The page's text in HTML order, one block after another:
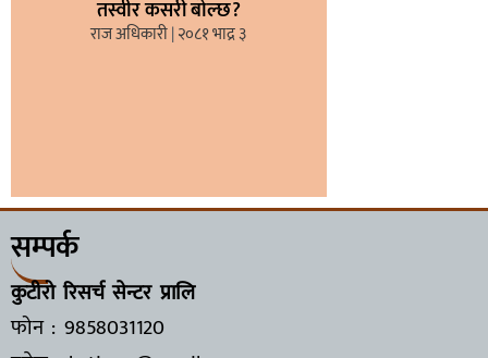
तस्वीर कसरी बोल्छ?
राज अधिकारी २०८१ भाद्र ३
सम्पर्क
कुटीरो रिसर्च सेन्टर प्रालि
फोन : 9858031120